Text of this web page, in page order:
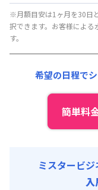
月額賃料目安(30日利
賃料 : 68,000円/月
光熱費他 :
その他費用 :
あんしんサポート料
初期費用 : 30,000円/回
※月額目安は1ヶ月を30日
択できます。お客様によ
す。
希望の日程で
簡単料
ミスタービ
入